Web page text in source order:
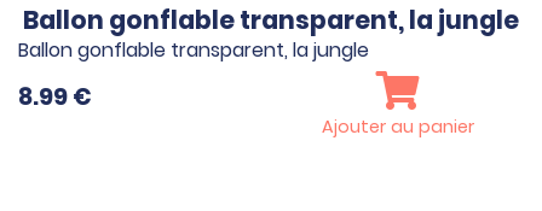
Ballon gonflable transparent, la jungle
Ballon gonflable transparent, la jungle
8.99€
Ajouter au panier